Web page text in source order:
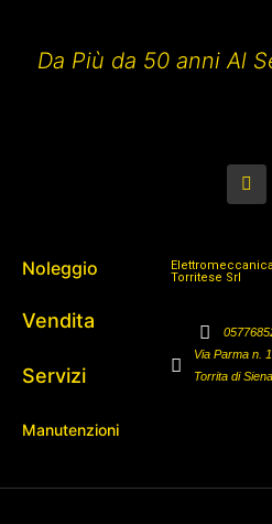
Da Più da 50 anni Al
Noleggio
Vendita
Servizi
Manutenzioni
Elettromeccanica
Torritese Srl
Via Parma n.
Torrita di